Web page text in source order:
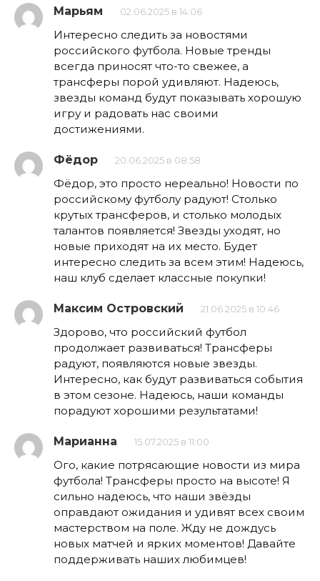
Марьям 02.06.2025 в 14:06
Интересно следить за новостями
российского футбола. Новые тренды
всегда приносят что-то свежее, а
трансферы порой удивляют. Надеюсь,
звезды команд будут показывать хорошую
игру и радовать нас своими
достижениями.
Фёдор 20.06.2025 в 08:58
Фёдор, это просто нереально! Новости по
российскому футболу радуют! Столько
крутых трансферов, и столько молодых
талантов появляется! Звезды уходят, но
новые приходят на их место. Будет
интересно следить за всем этим! Надеюсь,
наш клуб сделает классные покупки!
Максим Островский 21.06.2025 в 10:46
Здорово, что российский футбол
продолжает развиваться! Трансферы
радуют, появляются новые звезды.
Интересно, как будут развиваться события
в этом сезоне. Надеюсь, наши команды
порадуют хорошими результатами!
Марианна 15.07.2025 в 11:00
Ого, какие потрясающие новости из мира
футбола! Трансферы просто на высоте! Я
сильно надеюсь, что наши звёзды
оправдают ожидания и удивят всех своим
мастерством на поле. Жду не дождусь
новых матчей и ярких моментов! Давайте
поддерживать наших любимцев!